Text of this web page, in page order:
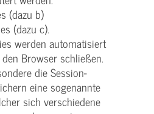
(dazu b)
(dazu c).
werden automatisiert
Browser schließen.
die Session-
eine sogenannte
sich verschiedene